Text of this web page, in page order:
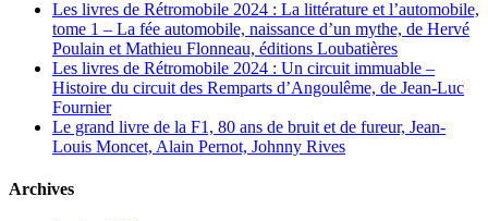
Les livres de Rétromobile 2024 : La littérature et l’automobile,
tome 1 – La fée automobile, naissance d’un mythe, de Hervé
Poulain et Mathieu Flonneau, éditions Loubatières
Les livres de Rétromobile 2024 : Un circuit immuable –
Histoire du circuit des Remparts d’Angoulême, de Jean-Luc
Fournier
Le grand livre de la F1, 80 ans de bruit et de fureur, Jean-
Louis Moncet, Alain Pernot, Johnny Rives
Archives